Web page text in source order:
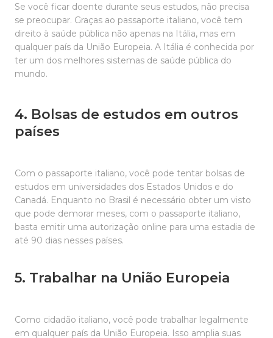
Se você ficar doente durante seus estudos, não precisa
se preocupar. Graças ao passaporte italiano, você tem
direito à saúde pública não apenas na Itália, mas em
qualquer país da União Europeia. A Itália é conhecida por
ter um dos melhores sistemas de saúde pública do
mundo.
4. Bolsas de estudos em outros
países
Com o passaporte italiano, você pode tentar bolsas de
estudos em universidades dos Estados Unidos e do
Canadá. Enquanto no Brasil é necessário obter um visto
que pode demorar meses, com o passaporte italiano,
basta emitir uma autorização online para uma estadia de
até 90 dias nesses países.
5. Trabalhar na União Europeia
Como cidadão italiano, você pode trabalhar legalmente
em qualquer país da União Europeia. Isso amplia suas